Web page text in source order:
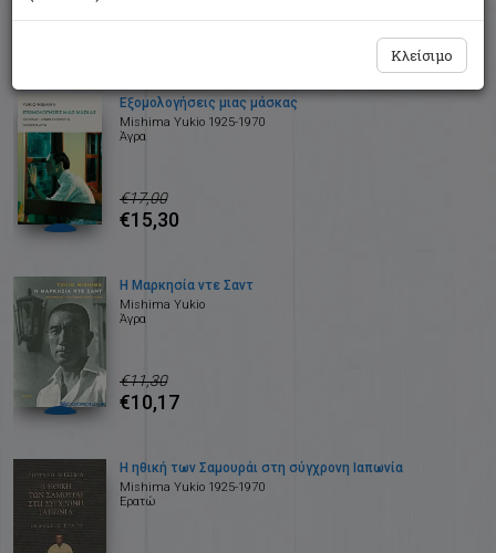
Εξομολογήσεις μιας μάσκας
Mishima Yukio 1925-1970
Άγρα
€17,00
€15,30
Η Μαρκησία ντε Σαντ
Mishima Yukio
Άγρα
€11,30
€10,17
Η ηθική των Σαμουράι στη σύγχρονη Ιαπωνία
Mishima Yukio 1925-1970
Ερατώ
Κλείσιμο